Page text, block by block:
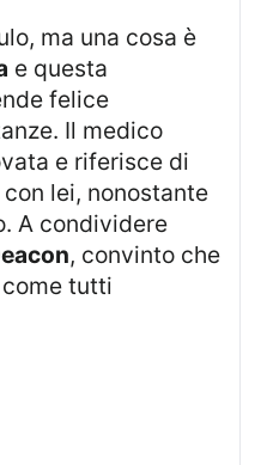
ma una cosa è
e questa
felice
Il medico
e riferisce di
con lei, nonostante
A condividere
, convinto che
tutti